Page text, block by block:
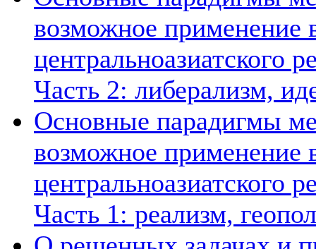
возможное применение
центральноазиатского
Часть 2: либерализм,
Основные парадигмы
возможное применение
центральноазиатского
Часть 1: реализм,